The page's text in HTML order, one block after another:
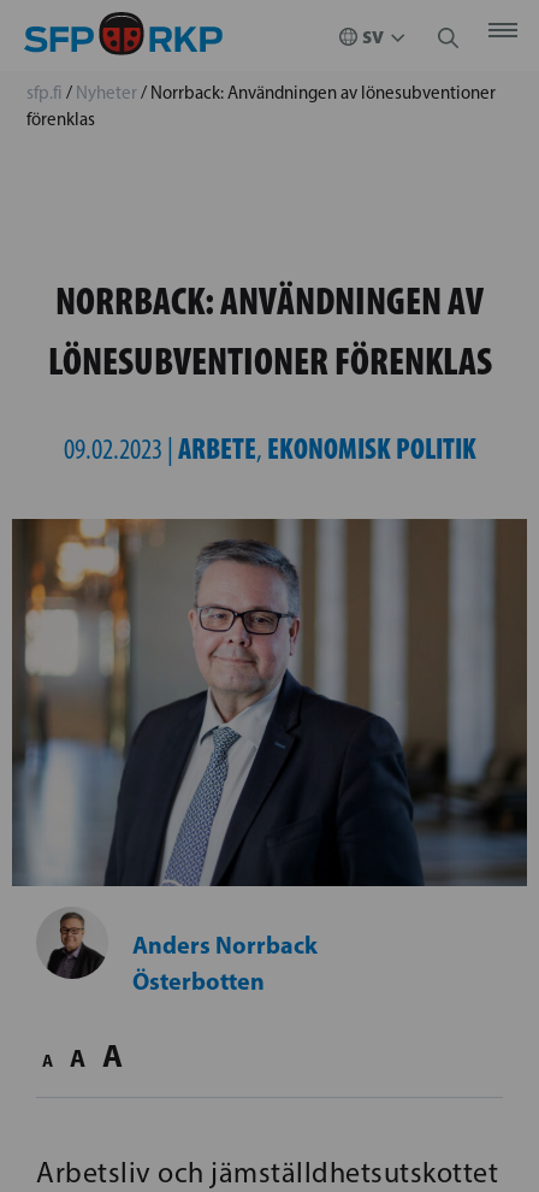
sfp.fi / Nyheter/ Norrback: Användningen av lönesubventioner
förenklas
NORRBACK: ANVÄNDNINGEN AV
LÖNESUBVENTIONER FÖRENKLAS
09.02.2023 | ARBETE, EKONOMISK POLITIK
Anders Norrback
Österbotten
A A A
Arbetsliv och jämställdhetsutskottet